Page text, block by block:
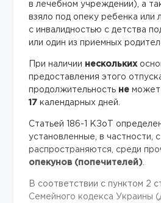
в лечебном учреждении), а
взяло под опеку ребенка или
с инвалидностью с детства
или один из приемных
При наличии нескольких
предоставления этого
продолжительность не может
17 календарных дней.
Статьей 186-1 КЗоТ
установленные, в частности,
распространяются, среди
опекунов (попечителей)
В соответствии с пунктом 2
Семейного кодекса Украины (